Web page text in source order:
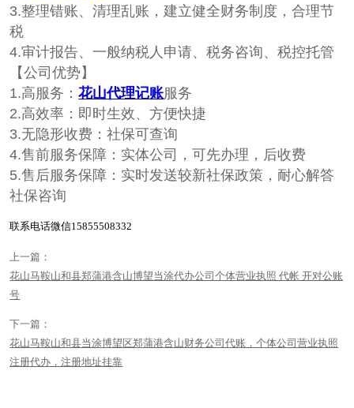
3.整理错账、清理乱账，建立健全财务制度，合理节
税
4.审计报告、一般纳税人申请、税务咨询、税控托管
【公司优势】
1.高服务：花山代理记账服务
2.高效率：即时生效、方便快捷
3.无隐形收费：社保可查询
4.售前服务保障：实体公司，可先办理，后收费
5.售后服务保障：实时发送较新社保政策，耐心解答
社保咨询
联系电话微信15855508332
上一篇：
花山马鞍山和县郑蒲港含山博望当涂代办公司个体营业执照 代帐 开对公账
号
下一篇：
花山马鞍山和县当涂博望区郑蒲港含山财务公司代账，个体公司营业执照
注册代办，注册地址挂靠